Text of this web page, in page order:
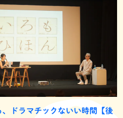
ドラマチックないい時間【後